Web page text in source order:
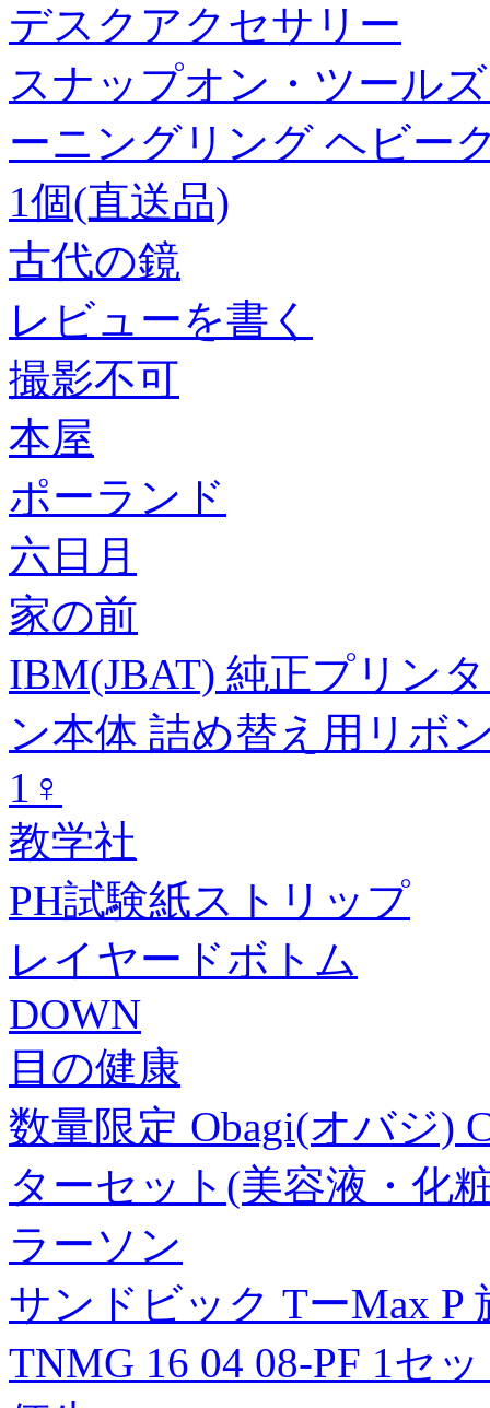
デスクアクセサリー
スナップオン・ツール
ーニングリング ヘビー
1個(直送品)
古代の鏡
レビューを書く
撮影不可
本屋
ポーランド
六日月
家の前
IBM(JBAT) 純正プリン
ン本体 詰め替え用リボ
1♀
教学社
PH試験紙ストリップ
レイヤードボトム
DOWN
目の健康
数量限定 Obagi(オバジ)
ターセット(美容液・化
ラーソン
サンドビック TーMax P
TNMG 16 04 08-PF 1セ